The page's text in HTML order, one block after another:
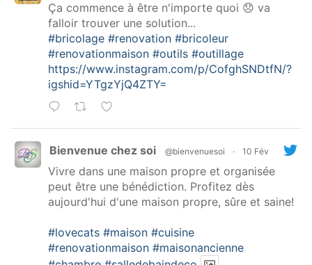
Ça commence à être n'importe quoi 😞 va
falloir trouver une solution...
#bricolage #renovation #bricoleur
#renovationmaison #outils #outillage
https://www.instagram.com/p/CofghSNDtfN/?
igshid=YTgzYjQ4ZTY=
Bienvenue chez soi @bienvenuesoi · 10 Fév
Vivre dans une maison propre et organisée
peut être une bénédiction. Profitez dès
aujourd'hui d'une maison propre, sûre et saine!
#lovecats #maison #cuisine
#renovationmaison #maisonancienne